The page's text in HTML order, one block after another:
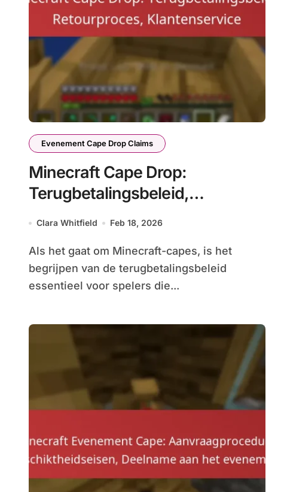
Evenement Cape Drop Claims
Minecraft Cape Drop:
Terugbetalingsbeleid,
Retourproces, Klantenservice
Clara Whitfield Feb 18, 2026
Als het gaat om Minecraft-capes, is het
begrijpen van de terugbetalingsbeleid
essentieel voor spelers die...